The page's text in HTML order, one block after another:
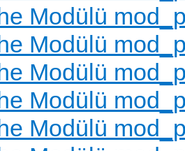
Modülü
Modülü
Modülü
Modülü
Modülü